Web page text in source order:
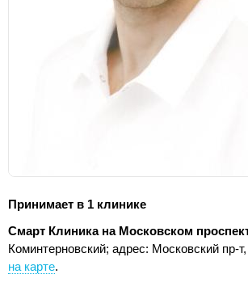
Принимает в 1 клинике
Смарт Клиника на Московском
Коминтерновский; адрес: Московский пр-
на карте.